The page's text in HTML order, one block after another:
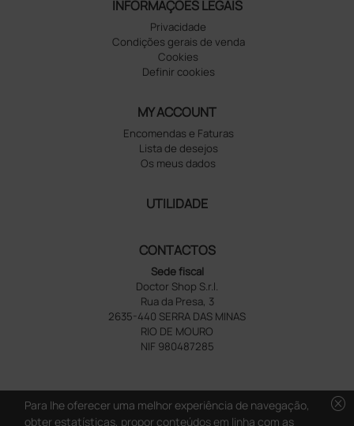
INFORMAÇÕES LEGAIS
Privacidade
Condições gerais de venda
Cookies
Definir cookies
MY ACCOUNT
Encomendas e Faturas
Lista de desejos
Os meus dados
UTILIDADE
CONTACTOS
Sede fiscal
Doctor Shop S.r.l.
Rua da Presa, 3
2635-440 SERRA DAS MINAS
RIO DE MOURO
NIF 980487285
cancel
Para lhe oferecer uma melhor experiência de navegação,
obter estatísticas, propor conteúdos em linha com as